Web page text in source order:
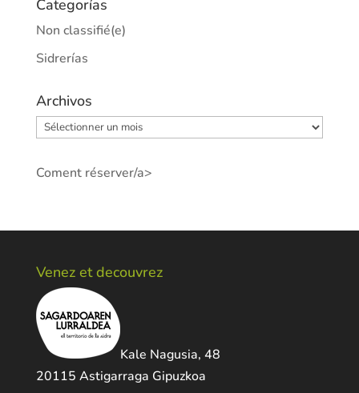
Categorías
Non classifié(e)
Sidrerías
Archivos
Archivos
Coment réserver/a>
Venez et decouvrez
Kale Nagusia, 48
20115 Astigarraga Gipuzkoa